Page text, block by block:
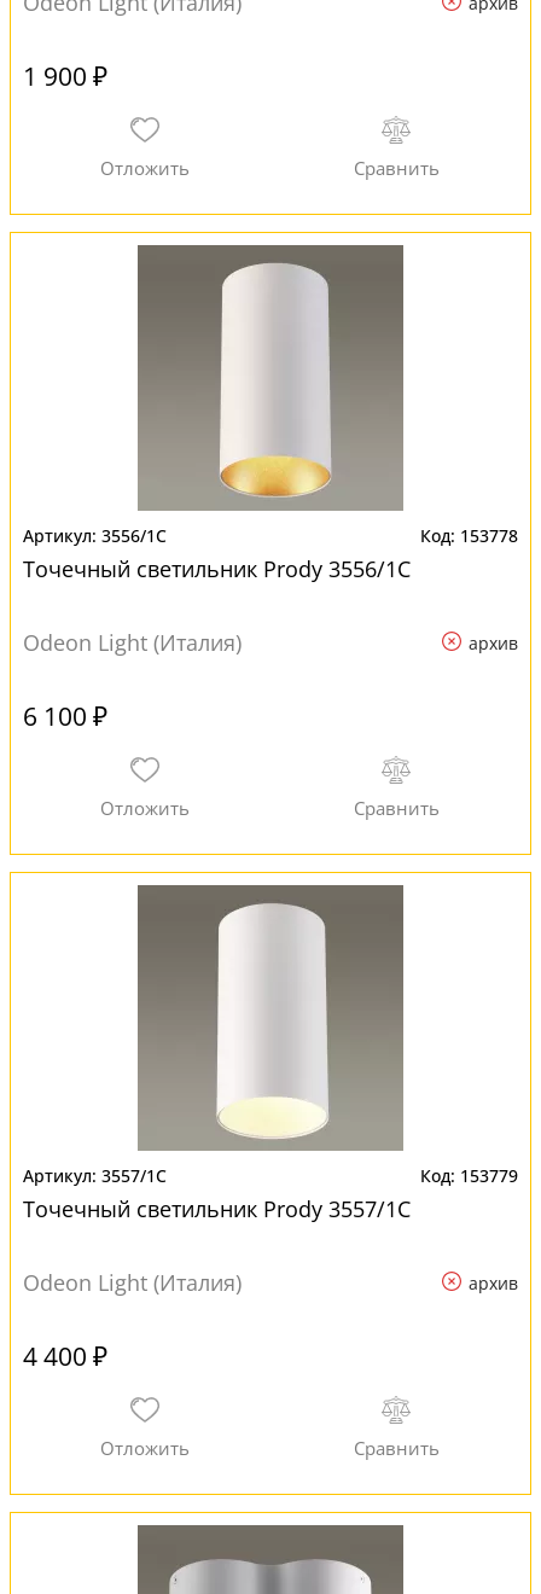
1 900 ₽
3556/1C 153778
Точечный светильник Prody 3556/1C
Odeon Light (Италия) архив
6 100 ₽
3557/1C 153779
Точечный светильник Prody 3557/1C
Odeon Light (Италия) архив
4 400 ₽